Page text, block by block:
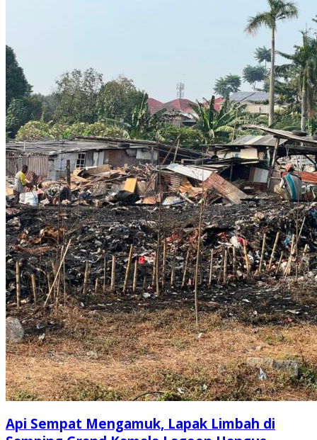
Api Sempat Mengamuk, Lapak Limbah di